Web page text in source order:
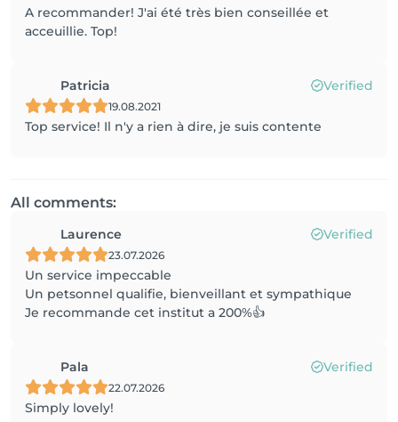
A recommander! J'ai été très bien conseillée et
acceuillie. Top!
Patricia Verified
19.08.2021
Top service! Il n'y a rien à dire, je suis contente
All comments:
Laurence Verified
23.07.2026
Un service impeccable
Un petsonnel qualifie, bienveillant et sympathique
Je recommande cet institut a 200%👍
Pala Verified
22.07.2026
Simply lovely!